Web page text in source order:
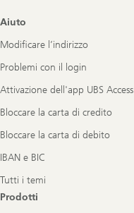
Footer
Aiuto
Modificare l’indirizzo
Problemi con il login
Attivazione dell'app UBS Access
Bloccare la carta di credito
Bloccare la carta di debito
IBAN e BIC
Tutti i temi
Prodotti